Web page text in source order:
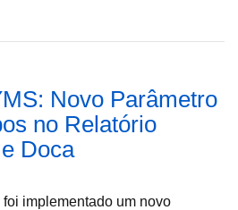
Novo Parâmetro
no Relatório
Doca
implementado um novo